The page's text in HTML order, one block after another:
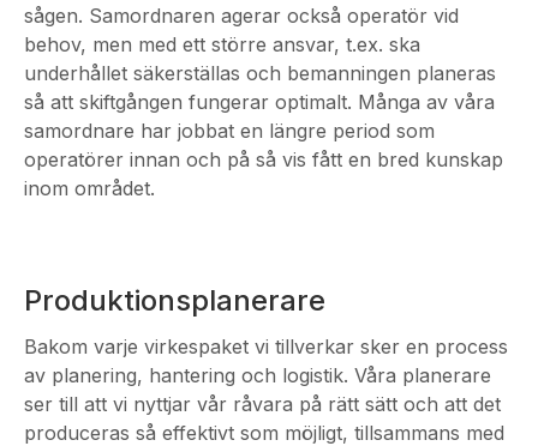
sågen. Samordnaren agerar också operatör vid
behov, men med ett större ansvar, t.ex. ska
underhållet säkerställas och bemanningen planeras
så att skiftgången fungerar optimalt. Många av våra
samordnare har jobbat en längre period som
operatörer innan och på så vis fått en bred kunskap
inom området.
Produktionsplanerare
Bakom varje virkespaket vi tillverkar sker en process
av planering, hantering och logistik. Våra planerare
ser till att vi nyttjar vår råvara på rätt sätt och att det
produceras så effektivt som möjligt, tillsammans med